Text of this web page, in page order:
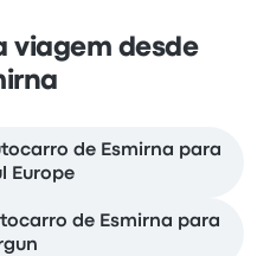
viagem desde
de Esmirna para
Europe
de Esmirna para